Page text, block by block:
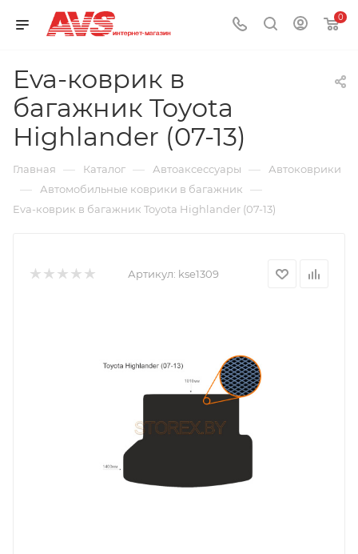
0
Eva-коврик в
багажник Toyota
Highlander (07-13)
Главная — Каталог — Автоаксессуары — Автоковрики
— Автомобильные коврики в багажник —
Eva-коврик в багажник Toyota Highlander (07-13)
Артикул: kse1309